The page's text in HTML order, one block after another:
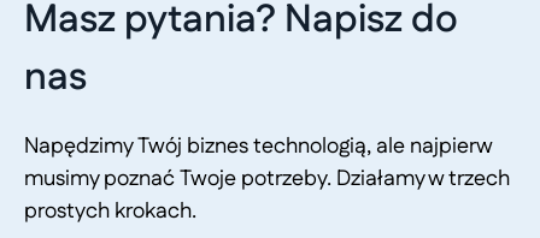
Masz pytania? Napisz do
nas
Napędzimy Twój biznes technologią, ale najpierw
musimy poznać Twoje potrzeby. Działamy w trzech
prostych krokach.